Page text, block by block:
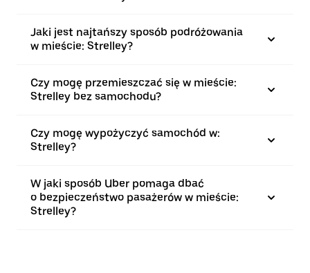
Jaki jest najtańszy sposób podróżowania
w mieście: Strelley?
Czy mogę przemieszczać się w mieście:
Strelley bez samochodu?
Czy mogę wypożyczyć samochód w:
Strelley?
W jaki sposób Uber pomaga dbać
o bezpieczeństwo pasażerów w mieście:
Strelley?